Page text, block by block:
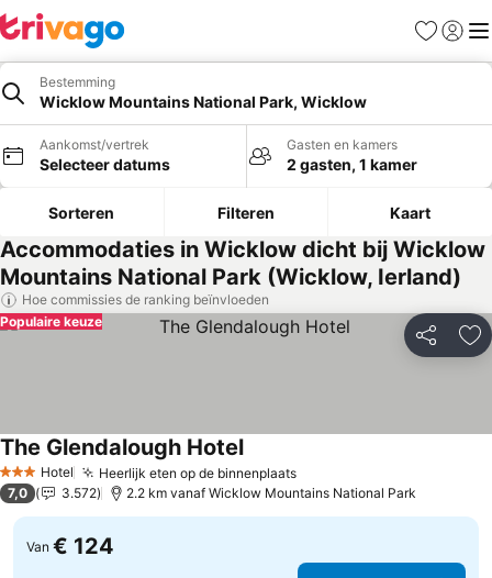
Favorieten
Bestemming
Wicklow Mountains National Park, Wicklow
Aankomst/vertrek
Selecteer datums
Gasten en kamers
2 gasten, 1 kamer
Sorteren Filteren Kaart
Accommodaties in Wicklow dicht bij Wicklow
Mountains National Park (Wicklow, Ierland)
Hoe commissies de ranking beïnvloeden
Delen
Populaire keuze
3 SterrenHotel Heerlijk eten op de binnenplaats
The Glendalough Hotel
7,0 3.572 2.2 km vanaf Wicklow Mountains National Park
Van € 124